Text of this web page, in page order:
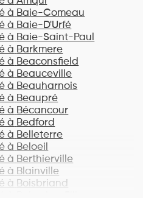
à Baie-Comeau
à Baie-D'Urfé
à Baie-Saint-Paul
à Barkmere
à Beaconsfield
à Beauceville
à Beauharnois
à Beaupré
à Bécancour
à Bedford
à Belleterre
à Beloeil
à Berthierville
à Blainville
à Boisbriand